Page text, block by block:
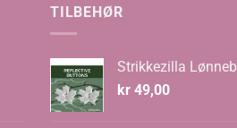
TILBEHØR
Strikkezilla
kr 49,00